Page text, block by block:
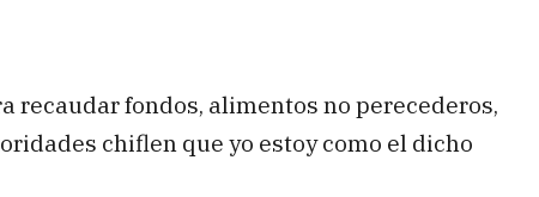
recaudar fondos, alimentos no perecederos,
chiflen que yo estoy como el dicho